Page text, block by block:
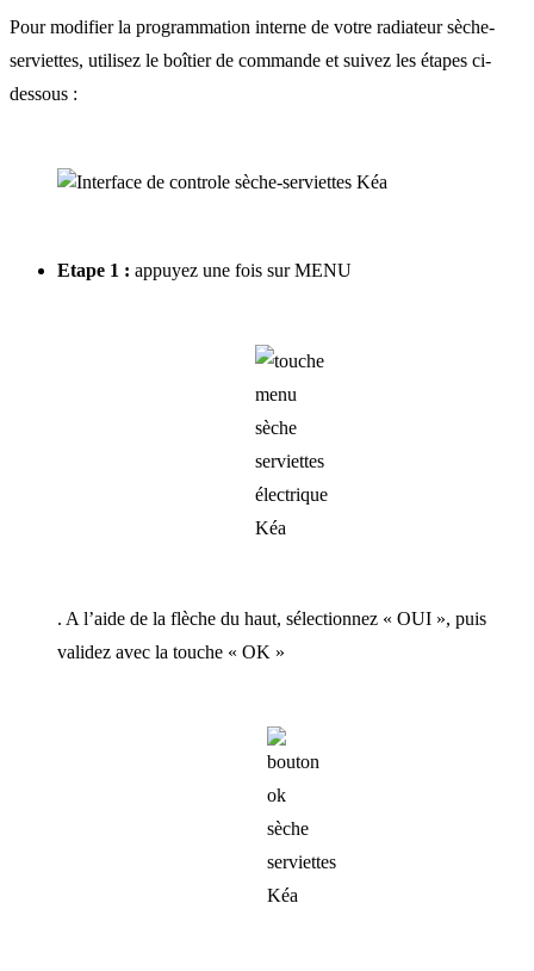
Pour modifier la programmation interne de votre radiateur sèche-
serviettes, utilisez le boîtier de commande et suivez les étapes ci-
dessous :
Etape 1 : appuyez une fois sur MENU
. A l’aide de la flèche du haut, sélectionnez « OUI », puis
validez avec la touche « OK »